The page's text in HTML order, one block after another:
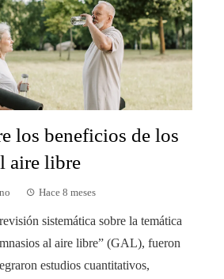
los beneficios de los
aire libre
Hace 8 meses
sistemática sobre la temática
al aire libre” (GAL), fueron
estudios cuantitativos,